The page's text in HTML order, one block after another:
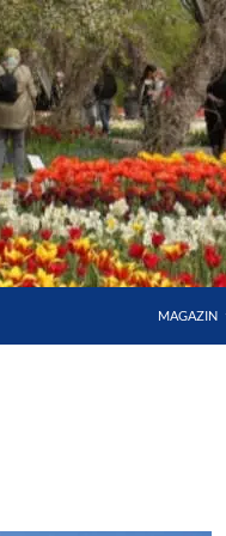
MAGAZIN